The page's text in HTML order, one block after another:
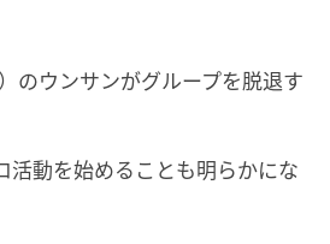
のウンサンがグループを脱退す
活動を始めることも明らかにな